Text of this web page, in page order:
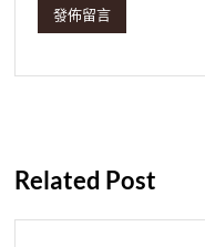
Related Post